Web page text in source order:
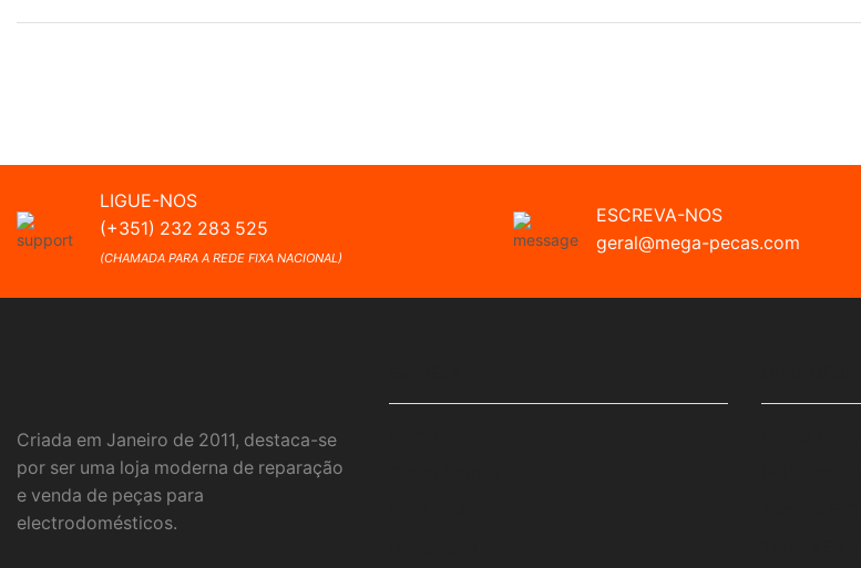
LIGUE-NOS
(+351) 232 283 525
(CHAMADA PARA A REDE FIXA NACIONAL)
ESCREVA-NOS
geral@mega-pecas.com
Criada em Janeiro de 2011, destaca-se
por ser uma loja moderna de reparação
e venda de peças para
electrodomésticos.